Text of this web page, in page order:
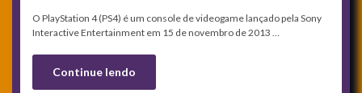
O PlayStation 4 (PS4) é um console de videogame lançado pela Sony
Interactive Entertainment em 15 de novembro de 2013 …
Continue lendo